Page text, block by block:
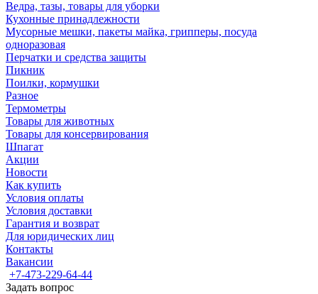
Ведра, тазы, товары для уборки
Кухонные принадлежности
Мусорные мешки, пакеты майка, грипперы, посуда
одноразовая
Перчатки и средства защиты
Пикник
Поилки, кормушки
Разное
Термометры
Товары для животных
Товары для консервирования
Шпагат
Акции
Новости
Как купить
Условия оплаты
Условия доставки
Гарантия и возврат
Для юридических лиц
Контакты
Вакансии
+7-473-229-64-44
Задать вопрос